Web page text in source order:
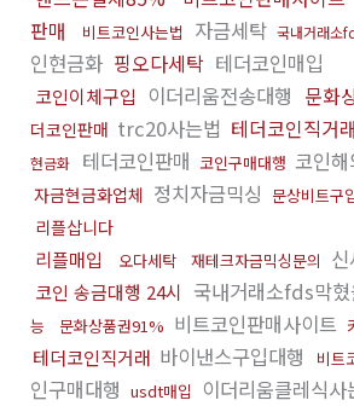
판매
비트코인사는법 자금세탁 국내거래소
인현금화 핑오다세탁 테더코인매입
코인이체구입 이더리움전송대행 문화
더코인판매 trc20사는법 테더코인직거래
현금화
테더코인판매 코인구매대행 코인
자금현금화업체 정치자금믹싱 문상비트구
리플삽니다
리플매입 오다세탁 재테크자금믹싱문의
코인 송금대행 24시 국내거래소fds막혔
능
문화상품권91% 비트코인판매사이트
테더코인직거래 바이낸스구입대행 비트
인구매대행 usdt매입
이더리움클레식사